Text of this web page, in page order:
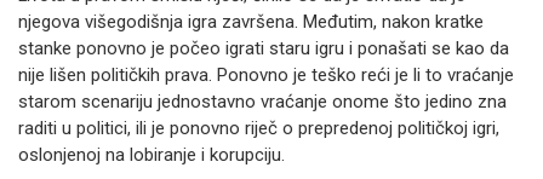
njegova višegodišnja igra završena. Međutim, nakon kratke
stanke ponovno je počeo igrati staru igru i ponašati se kao da
nije lišen političkih prava. Ponovno je teško reći je li to vraćanje
starom scenariju jednostavno vraćanje onome što jedino zna
raditi u politici, ili je ponovno riječ o prepredenoj političkoj igri,
oslonjenoj na lobiranje i korupciju.